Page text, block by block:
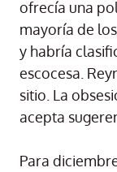
ofrecía una
mayoría de
y habría
escocesa.
sitio. La
acepta
Para